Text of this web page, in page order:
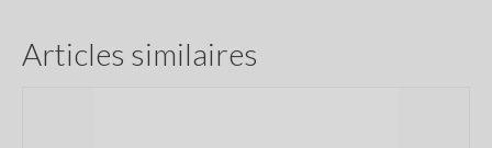
Articles similaires